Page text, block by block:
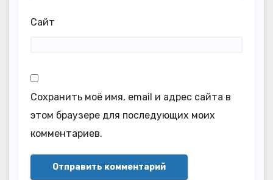
Сайт
Сохранить моё имя, email и адрес сайта в
этом браузере для последующих моих
комментариев.